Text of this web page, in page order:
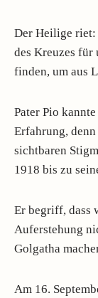
Der Heilige riet:
des Kreuzes
finden, um aus
Pater Pio
Erfahrung,
sichtbaren
1918 bis zu
Er begriff, dass
Auferstehung
Golgatha
Am 16.